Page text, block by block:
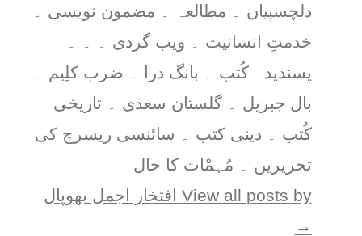
دلچسپیاں ۔ مطالعہ ۔ مضمون نویسی ۔
خدمتِ انسانیت ۔ ویب گردی ۔ ۔ ۔
پسندیدہ کُتب ۔ بانگ درا ۔ ضرب کلِیم ۔
بال جبریل ۔ گلستان سعدی ۔ تاریخی
کُتب ۔ دینی کتب ۔ سائنسی ریسرچ کی
تحریریں ۔ مُہمْات کا حال
View all posts by افتخار اجمل بھوپال
→